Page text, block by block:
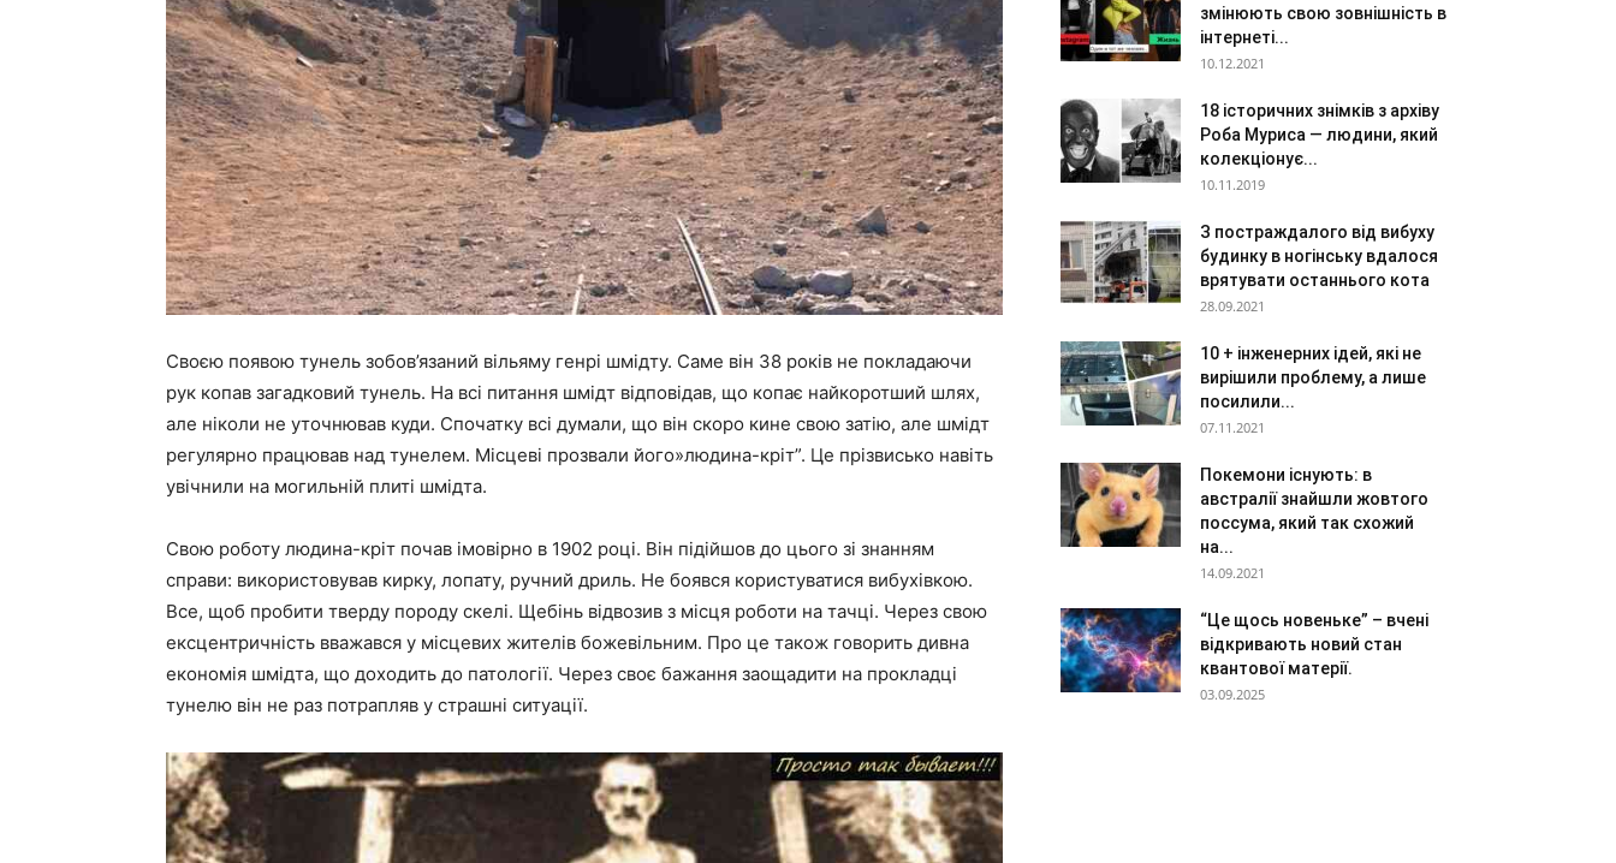
Своєю появою тунель зобов’язаний вільяму генрі шмідту. Саме він 38 років не покладаючи
рук копав загадковий тунель. На всі питання шмідт відповідав, що копає найкоротший шлях,
але ніколи не уточнював куди. Спочатку всі думали, що він скоро кине свою затію, але шмідт
регулярно працював над тунелем. Місцеві прозвали його»людина-кріт”. Це прізвисько навіть
увічнили на могильній плиті шмідта.
Свою роботу людина-кріт почав імовірно в 1902 році. Він підійшов до цього зі знанням
справи: використовував кирку, лопату, ручний дриль. Не боявся користуватися вибухівкою.
Все, щоб пробити тверду породу скелі. Щебінь відвозив з місця роботи на тачці. Через свою
ексцентричність вважався у місцевих жителів божевільним. Про це також говорить дивна
економія шмідта, що доходить до патології. Через своє бажання заощадити на прокладці
тунелю він не раз потрапляв у страшні ситуації.
змінюють свою зовнішність в
інтернеті...
10.12.2021
18 історичних знімків з архіву
Роба Муриса — людини, який
колекціонує...
10.11.2019
З постраждалого від вибуху
будинку в ногінську вдалося
врятувати останнього кота
28.09.2021
10 + інженерних ідей, які не
вирішили проблему, а лише
посилили...
07.11.2021
Покемони існують: в
австралії знайшли жовтого
поссума, який так схожий
на...
14.09.2021
“Це щось новеньке” – вчені
відкривають новий стан
квантової матерії.
03.09.2025